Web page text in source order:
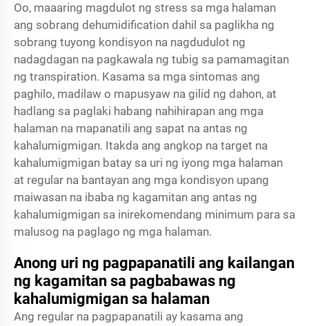
Oo, maaaring magdulot ng stress sa mga halaman
ang sobrang dehumidification dahil sa paglikha ng
sobrang tuyong kondisyon na nagdudulot ng
nadagdagan na pagkawala ng tubig sa pamamagitan
ng transpiration. Kasama sa mga sintomas ang
paghilo, madilaw o mapusyaw na gilid ng dahon, at
hadlang sa paglaki habang nahihirapan ang mga
halaman na mapanatili ang sapat na antas ng
kahalumigmigan. Itakda ang angkop na target na
kahalumigmigan batay sa uri ng iyong mga halaman
at regular na bantayan ang mga kondisyon upang
maiwasan na ibaba ng kagamitan ang antas ng
kahalumigmigan sa inirekomendang minimum para sa
malusog na paglago ng mga halaman.
Anong uri ng pagpapanatili ang kailangan
ng kagamitan sa pagbabawas ng
kahalumigmigan sa halaman
Ang regular na pagpapanatili ay kasama ang